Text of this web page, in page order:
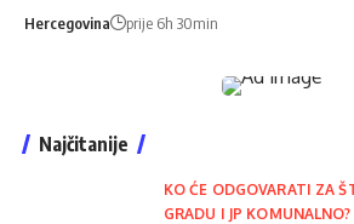
Hercegovina prije 6h 30min
Najčitanije
KO ĆE ODGOVARATI ZA
GRADU I JP KOMUNALNO?